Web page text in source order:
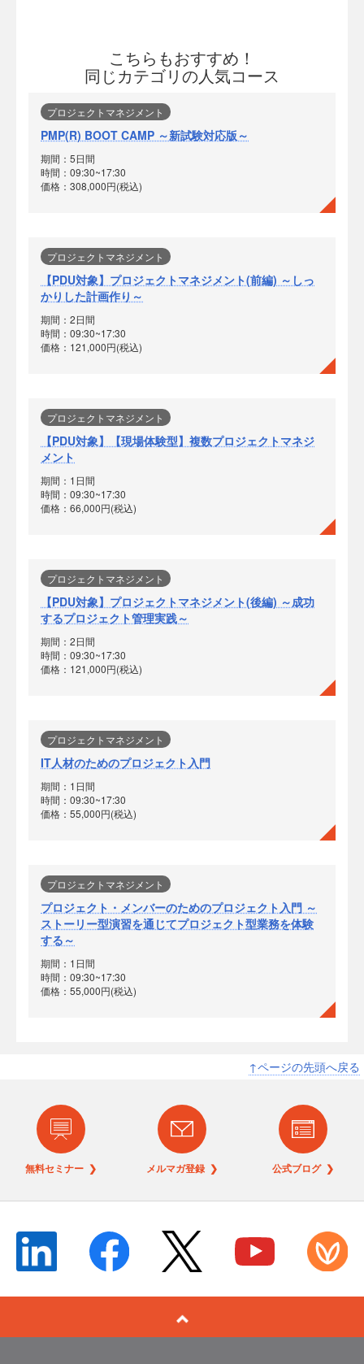
こちらもおすすめ！
同じカテゴリの人気コース
プロジェクトマネジメント
PMP(R) BOOT CAMP ～新試験対応版～
期間：5日間
時間：09:30~17:30
価格：308,000円(税込)
プロジェクトマネジメント
【PDU対象】プロジェクトマネジメント(前編) ～しっ
かりした計画作り～
期間：2日間
時間：09:30~17:30
価格：121,000円(税込)
プロジェクトマネジメント
【PDU対象】【現場体験型】複数プロジェクトマネジ
メント
期間：1日間
時間：09:30~17:30
価格：66,000円(税込)
プロジェクトマネジメント
【PDU対象】プロジェクトマネジメント(後編) ～成功
するプロジェクト管理実践～
期間：2日間
時間：09:30~17:30
価格：121,000円(税込)
プロジェクトマネジメント
IT人材のためのプロジェクト入門
期間：1日間
時間：09:30~17:30
価格：55,000円(税込)
プロジェクトマネジメント
プロジェクト・メンバーのためのプロジェクト入門 ～
ストーリー型演習を通じてプロジェクト型業務を体験
する～
期間：1日間
時間：09:30~17:30
価格：55,000円(税込)
↑ページの先頭へ戻る
無料セミナー ❯ メルマガ登録 ❯ 公式ブログ ❯